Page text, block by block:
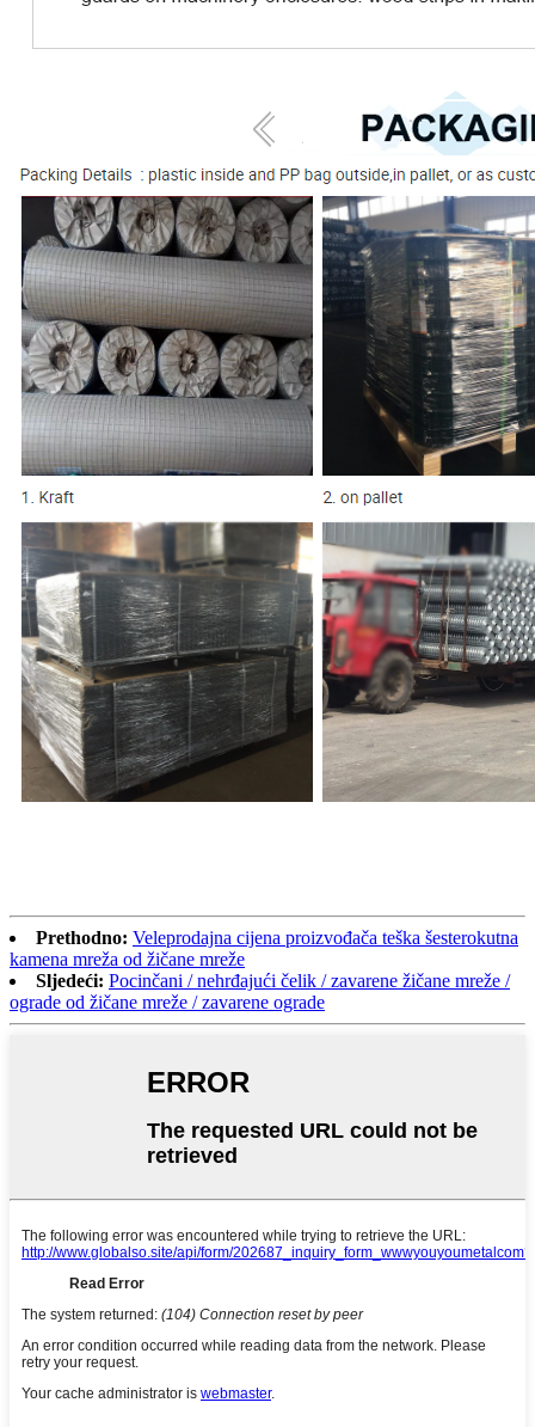
Prethodno: Veleprodajna cijena proizvođača teška šesterokutna
kamena mreža od žičane mreže
Sljedeći: Pocinčani / nehrđajući čelik / zavarene žičane mreže /
ograde od žičane mreže / zavarene ograde